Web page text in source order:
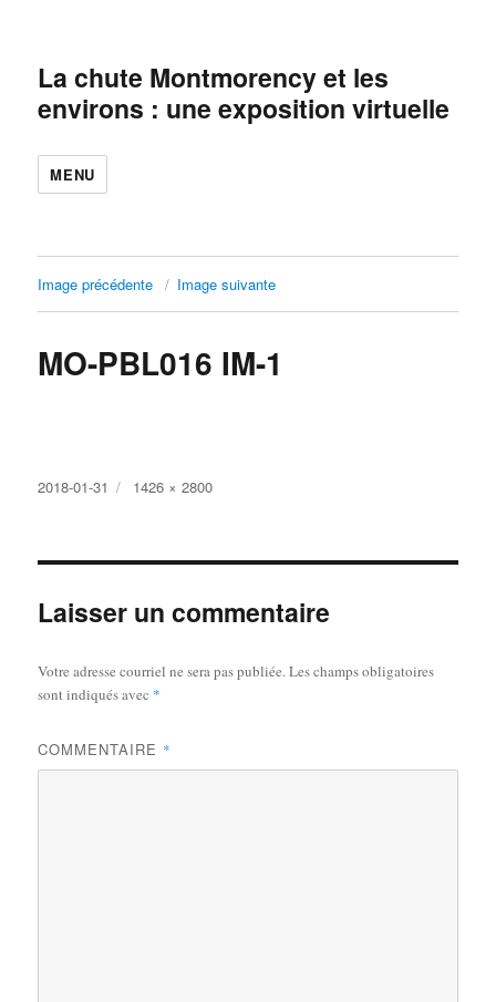
La chute Montmorency et les
environs : une exposition virtuelle
MENU
Image précédente Image suivante
MO-PBL016 IM-1
Publié
2018-01-31
Taille
1426 × 2800
Laisser un commentaire
Votre adresse courriel ne sera pas publiée.Les champs obligatoires
sont indiqués avec *
COMMENTAIRE *